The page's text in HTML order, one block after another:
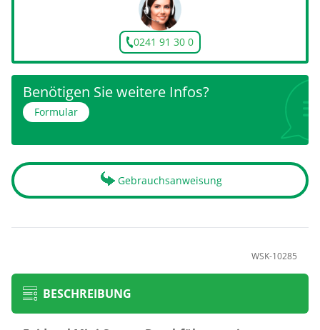
0241 91 30 0
Benötigen Sie weitere Infos?
Formular
Gebrauchsanweisung
WSK-10285
BESCHREIBUNG